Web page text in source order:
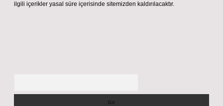
ilgili içerikler yasal süre içerisinde sitemizden kaldırılacaktır.